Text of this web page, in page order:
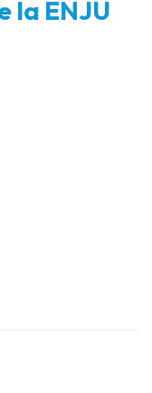
la ENJU